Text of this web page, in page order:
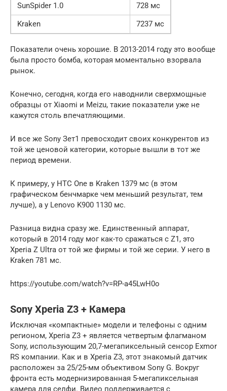
SunSpider 1.0
728 мс
Kraken
7237 мс
Показатели очень хорошие. В 2013-2014 году это вообще
была просто бомба, которая моментально взорвала
рынок.
Конечно, сегодня, когда его наводнили сверхмощные
образцы от Xiaomi и Meizu, такие показатели уже не
кажутся столь впечатляющими.
И все же Sony Зет1 превосходит своих конкурентов из
той же ценовой категории, которые вышли в тот же
период времени.
К примеру, у HTC One в Kraken 1379 мс (в этом
графическом бенчмарке чем меньший результат, тем
лучше), а у Lenovo K900 1130 мс.
Разница видна сразу же. Единственный аппарат,
который в 2014 году мог как-то сражаться с Z1, это
Xperia Z Ultra от той же фирмы и той же серии. У него в
Kraken 781 мс.
https://youtube.com/watch?v=RP-a45LwH0o
Sony Xperia Z3 + Камера
Исключая «компактные» модели и телефоны с одним
регионом, Xperia Z3 + является четвертым флагманом
Sony, использующим 20,7-мегапиксельный сенсор Exmor
RS компании. Как и в Xperia Z3, этот знакомый датчик
расположен за 25/25-мм объективом Sony G. Вокруг
фронта есть модернизированная 5-мегапиксельная
камера для селфи. Видео поддерживается с